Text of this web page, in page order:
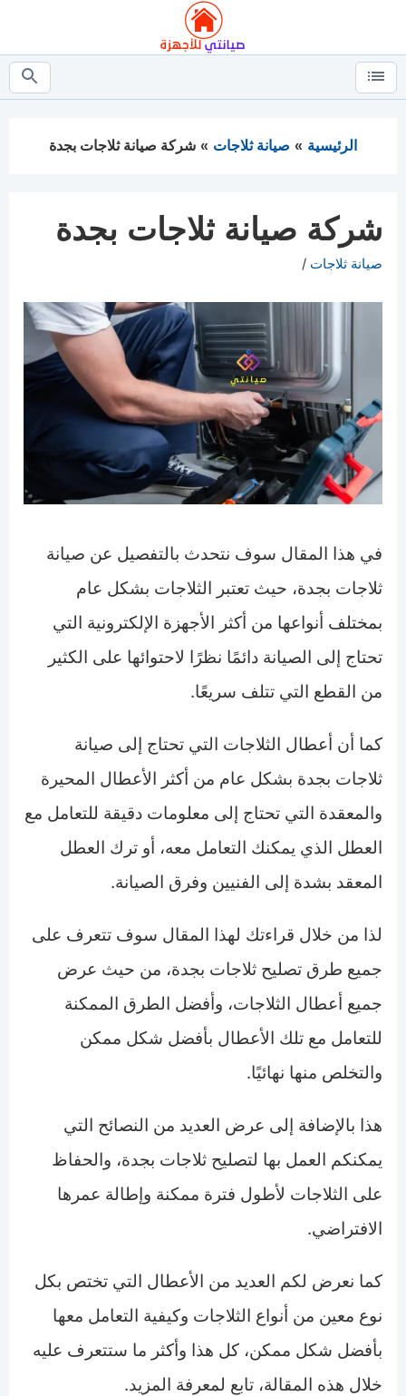
المحتوى
القائمة
بحث
الرئيسية صيانة ثلاجات شركة صيانة ثلاجات بجدة
شركة صيانة ثلاجات بجدة
التصنيفات
صيانة ثلاجات /
في هذا المقال سوف نتحدث بالتفصيل عن صيانة
ثلاجات بجدة، حيث تعتبر الثلاجات بشكل عام
بمختلف أنواعها من أكثر الأجهزة الإلكترونية التي
تحتاج إلى الصيانة دائمًا نظرًا لاحتوائها على الكثير
من القطع التي تتلف سريعًا.
كما أن أعطال الثلاجات التي تحتاج إلى صيانة
ثلاجات بجدة بشكل عام من أكثر الأعطال المحيرة
والمعقدة التي تحتاج إلى معلومات دقيقة للتعامل مع
العطل الذي يمكنك التعامل معه، أو ترك العطل
المعقد بشدة إلى الفنيين وفرق الصيانة.
لذا من خلال قراءتك لهذا المقال سوف تتعرف على
جميع طرق تصليح ثلاجات بجدة، من حيث عرض
جميع أعطال الثلاجات، وأفضل الطرق الممكنة
للتعامل مع تلك الأعطال بأفضل شكل ممكن
والتخلص منها نهائيًا.
هذا بالإضافة إلى عرض العديد من النصائح التي
يمكنكم العمل بها لتصليح ثلاجات بجدة، والحفاظ
على الثلاجات لأطول فترة ممكنة وإطالة عمرها
الافتراضي.
كما نعرض لكم العديد من الأعطال التي تختص بكل
نوع معين من أنواع الثلاجات وكيفية التعامل معها
بأفضل شكل ممكن، كل هذا وأكثر ما ستتعرف عليه
خلال هذه المقالة، تابع لمعرفة المزيد.